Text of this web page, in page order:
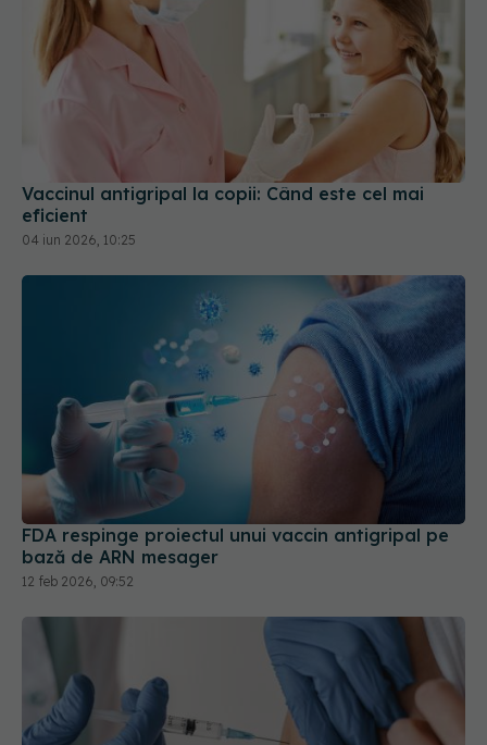
Vaccinul antigripal la copii: Când este cel mai
eficient
04 iun 2026, 10:25
FDA respinge proiectul unui vaccin antigripal pe
bază de ARN mesager
12 feb 2026, 09:52